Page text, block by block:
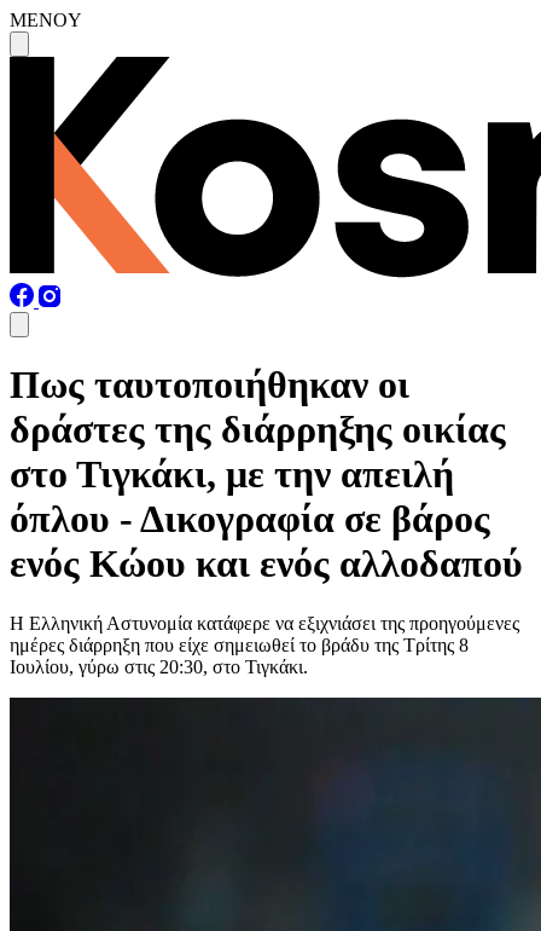
MENOY
Πως ταυτοποιήθηκαν οι
δράστες της διάρρηξης οικίας
στο Τιγκάκι, με την απειλή
όπλου - Δικογραφία σε βάρος
ενός Κώου και ενός αλλοδαπού
Η Ελληνική Αστυνομία κατάφερε να εξιχνιάσει της προηγούμενες
ημέρες διάρρηξη που είχε σημειωθεί το βράδυ της Τρίτης 8
Ιουλίου, γύρω στις 20:30, στο Τιγκάκι.